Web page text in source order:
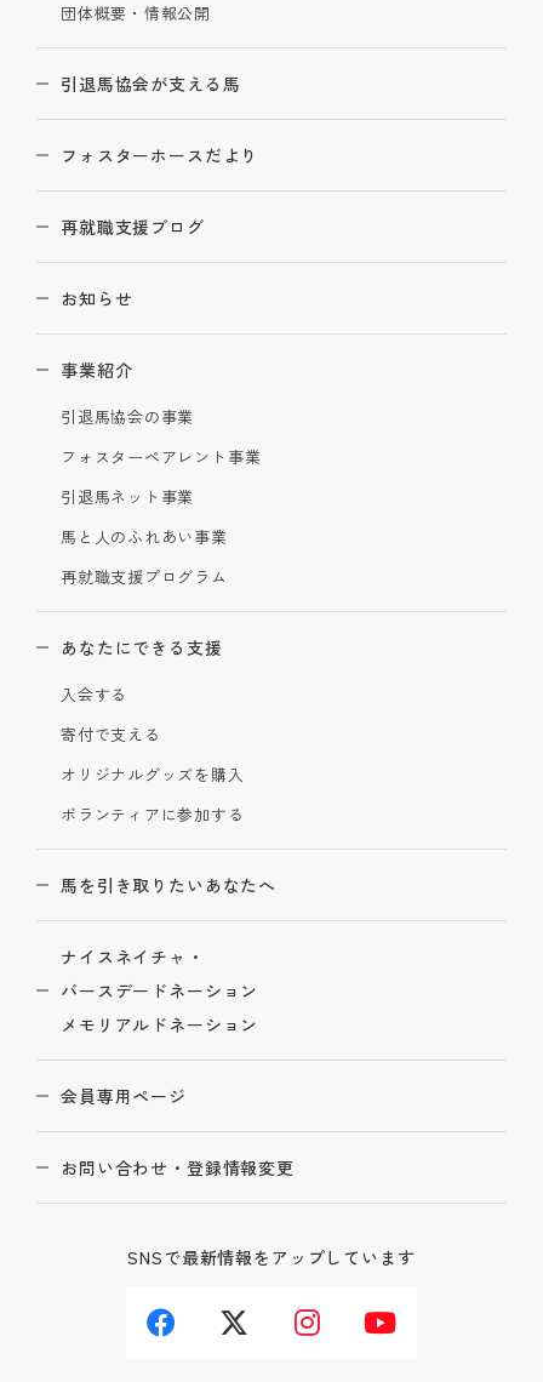
団体概要・情報公開
引退馬協会が支える馬
フォスターホースだより
再就職支援ブログ
お知らせ
事業紹介
引退馬協会の事業
フォスターペアレント事業
引退馬ネット事業
馬と人のふれあい事業
再就職支援プログラム
あなたにできる支援
入会する
寄付で支える
オリジナルグッズを購入
ボランティアに参加する
馬を引き取りたいあなたへ
ナイスネイチャ・
バースデードネーション
メモリアルドネーション
会員専用ページ
お問い合わせ・登録情報変更
SNSで最新情報をアップしています